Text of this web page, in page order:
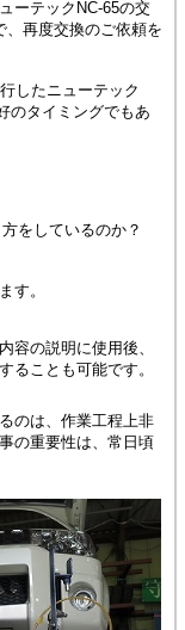
ーテックNC-65の交
、再度交換のご依頼を
したニューテック
のタイミングでもあ
をしているのか？
す。
容の説明に使用後、
ることも可能です。
のは、作業工程上非
の重要性は、常日頃